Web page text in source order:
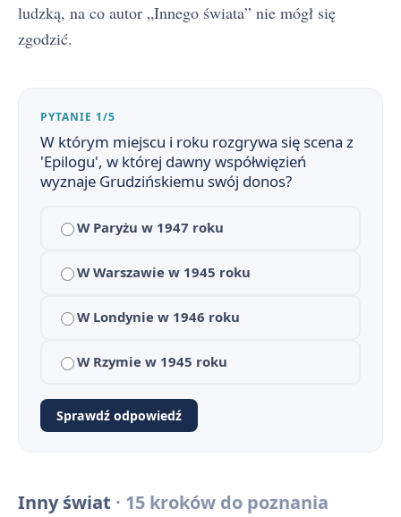
ludzką, na co autor „Innego świata” nie mógł się
zgodzić.
PYTANIE 1/5
W którym miejscu i roku rozgrywa się scena z
'Epilogu', w której dawny współwięzień
wyznaje Grudzińskiemu swój donos?
W Paryżu w 1947 roku
W Warszawie w 1945 roku
W Londynie w 1946 roku
W Rzymie w 1945 roku
Sprawdź odpowiedź
Inny świat · 15 kroków do poznania
2 Inny świat - bohaterowie
3 Plan wydarzeń - Inny świat
“Obozowe zmory” - głód, choroby, śmierć
11 Ważne miejsca i instytucje obozu